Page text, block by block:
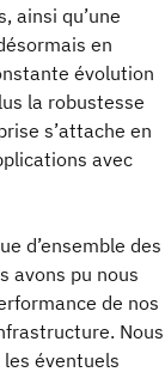
ainsi qu’une
en
évolution
la robustesse
s’attache en
avec
d’ensemble des
avons pu nous
de nos
Nous
éventuels